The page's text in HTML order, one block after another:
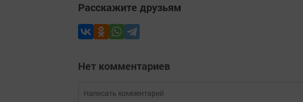
Расскажите друзьям
Нет комментариев